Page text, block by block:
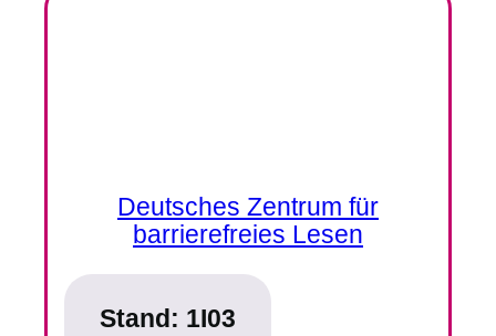
Deutsches Zentrum für
barrierefreies Lesen
Stand: 1I03